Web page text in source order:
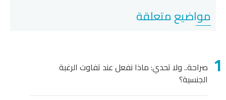
مواضيع متعلقة
صراحة.. ولا تحدي: ماذا نفعل عند تفاوت الرغبة
الجنسية؟